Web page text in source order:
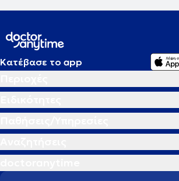
Κατέβασε το app